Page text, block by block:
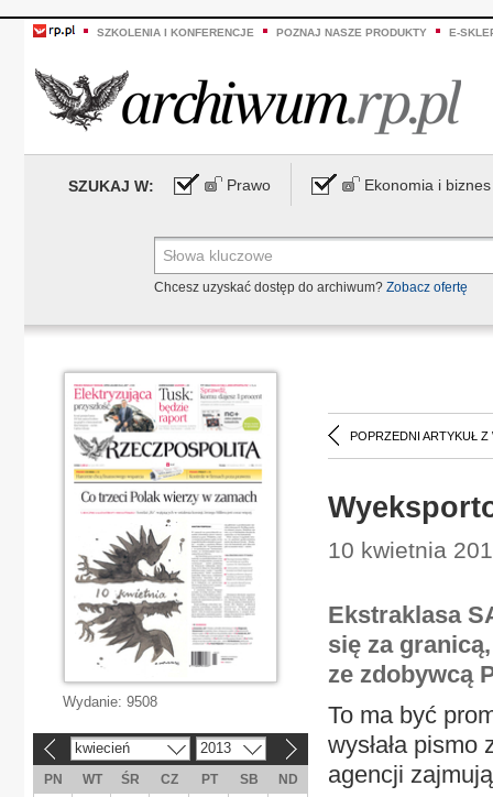
SZKOLENIA I KONFERENCJE POZNAJ NASZE PRODUKTY E-
SZUKAJ W: Prawo Ekonomia i biznes
Chcesz uzyskać dostęp do archiwum? Zobacz ofertę
POPRZEDNI ARTYKUŁ Z
10 kwietnia
Ekstraklasa
się za
ze zdobywcą
To ma być
wysłała
agencji
Wydanie: 9508
kwiecień 2013
PN WT ŚR CZ PT SB
ND